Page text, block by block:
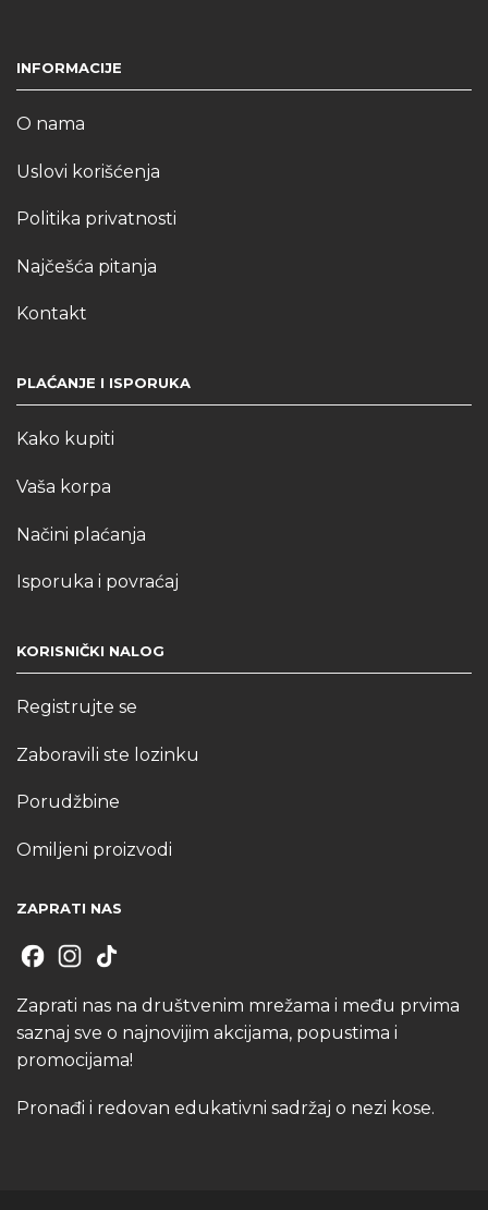
INFORMACIJE
O nama
Uslovi korišćenja
Politika privatnosti
Najčešća pitanja
Kontakt
PLAĆANJE I ISPORUKA
Kako kupiti
Vaša korpa
Načini plaćanja
Isporuka i povraćaj
KORISNIČKI NALOG
Registrujte se
Zaboravili ste lozinku
Porudžbine
Omiljeni proizvodi
ZAPRATI NAS
Zaprati nas na društvenim mrežama i među prvima
saznaj sve o najnovijim akcijama, popustima i
promocijama!
Pronađi i redovan edukativni sadržaj o nezi kose.